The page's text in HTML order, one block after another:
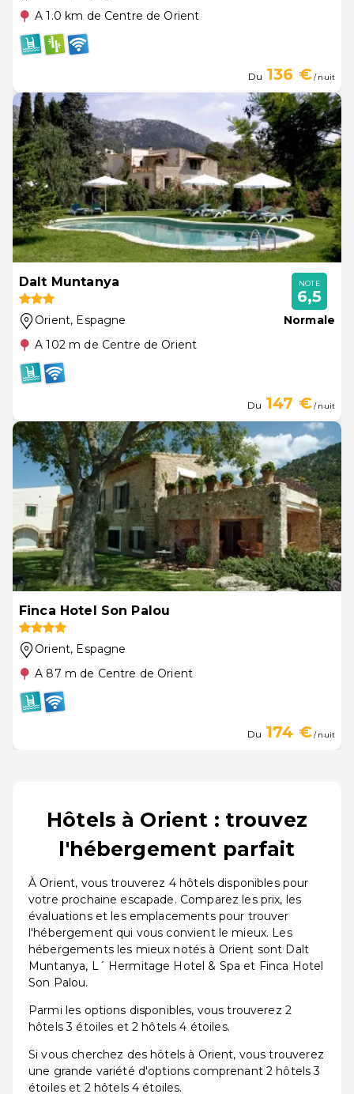
A 1.0 km de Centre de Orient
Du 136 €/ nuit
Dalt Muntanya
Orient, Espagne
A 102 m de Centre de Orient
NOTE
6,5
Normale
Du 147 €/ nuit
Finca Hotel Son Palou
Orient, Espagne
A 87 m de Centre de Orient
Du 174 €/ nuit
Hôtels à Orient : trouvez
l'hébergement parfait
À Orient, vous trouverez 4 hôtels disponibles pour
votre prochaine escapade. Comparez les prix, les
évaluations et les emplacements pour trouver
l'hébergement qui vous convient le mieux. Les
hébergements les mieux notés à Orient sont Dalt
Muntanya, L´ Hermitage Hotel & Spa et Finca Hotel
Son Palou.
Parmi les options disponibles, vous trouverez 2
hôtels 3 étoiles et 2 hôtels 4 étoiles.
Si vous cherchez des hôtels à Orient, vous trouverez
une grande variété d'options comprenant 2 hôtels 3
étoiles et 2 hôtels 4 étoiles.